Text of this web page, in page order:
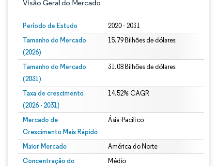
Visão Geral do Mercado
Período de Estudo 2020 - 2031
Tamanho do Mercado
(2026)
15.79 Bilhões de dólares
Tamanho do Mercado
(2031)
31.08 Bilhões de dólares
Taxa de crescimento
(2026 - 2031)
14.52% CAGR
Mercado de
Crescimento Mais Rápido
Ásia-Pacífico
Maior Mercado América do Norte
Concentração do
Médio